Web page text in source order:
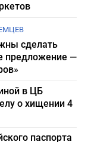
сделать
предложение —
в ЦБ
о хищении 4
паспорта